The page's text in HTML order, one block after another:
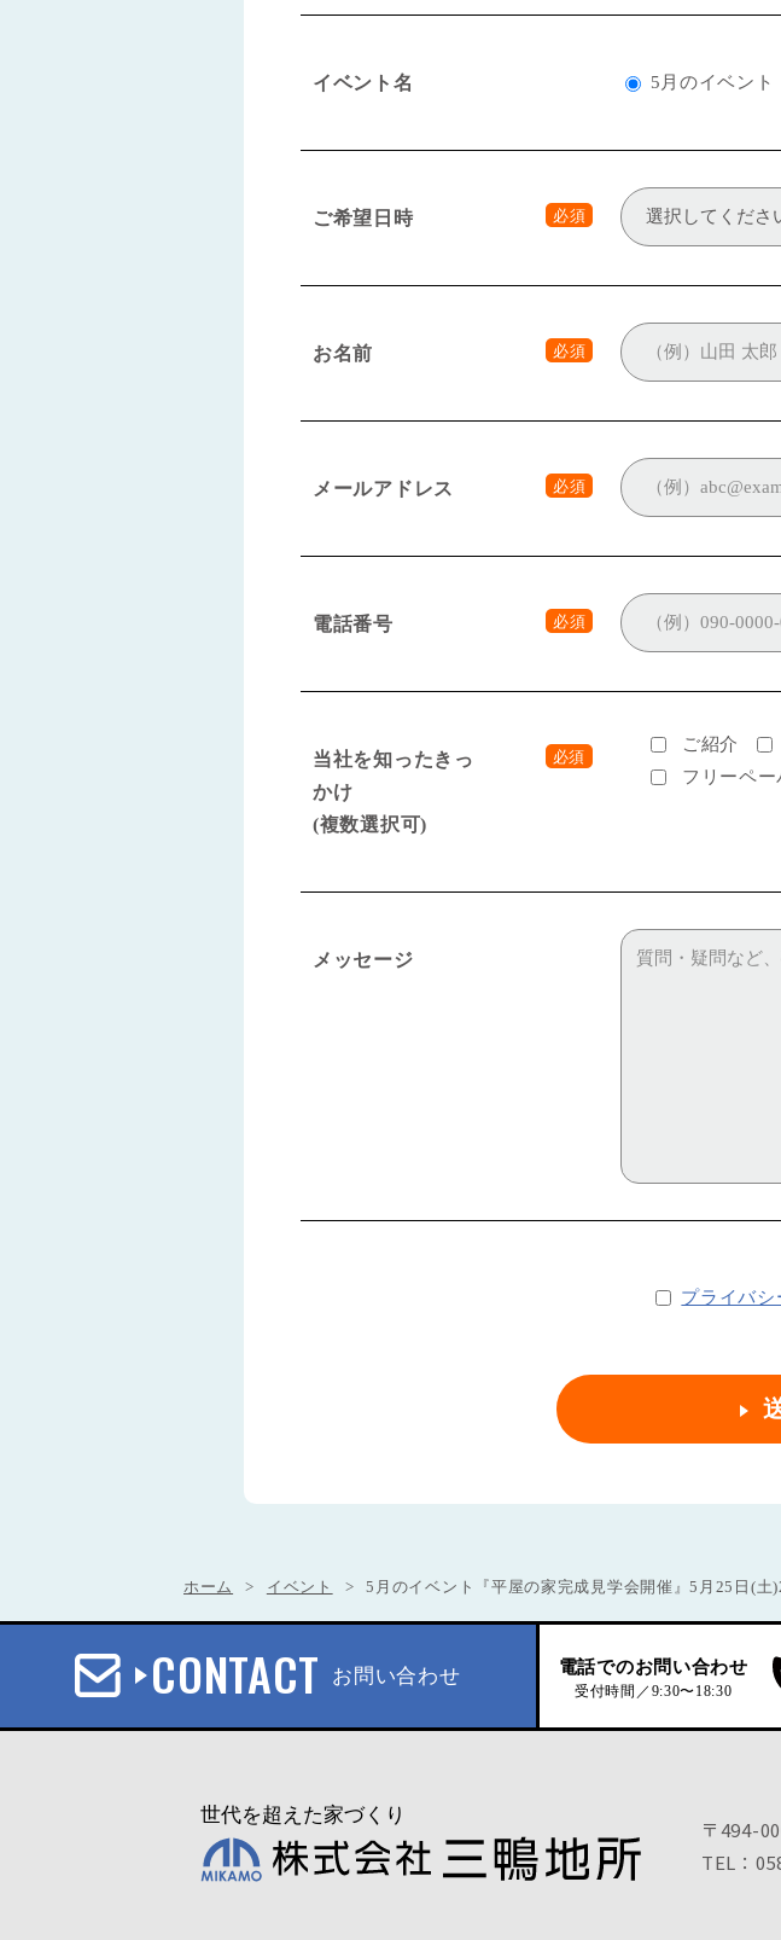
イベント名 5月のイベン
ご希望日時 必須
お名前 必須
メールアドレス 必須
電話番号 必須
当社を知ったきっ
かけ
(複数選択可)
必須
ご紹介
フリーペー
メッセージ
プライバシ
ホーム イベント 5月のイベント『平屋の家完成見学会開催』5月25日(土
CONTACT お問い合わせ 電話でのお問い合わせ
受付時間／9:30〜18:30
〒494-
TEL：